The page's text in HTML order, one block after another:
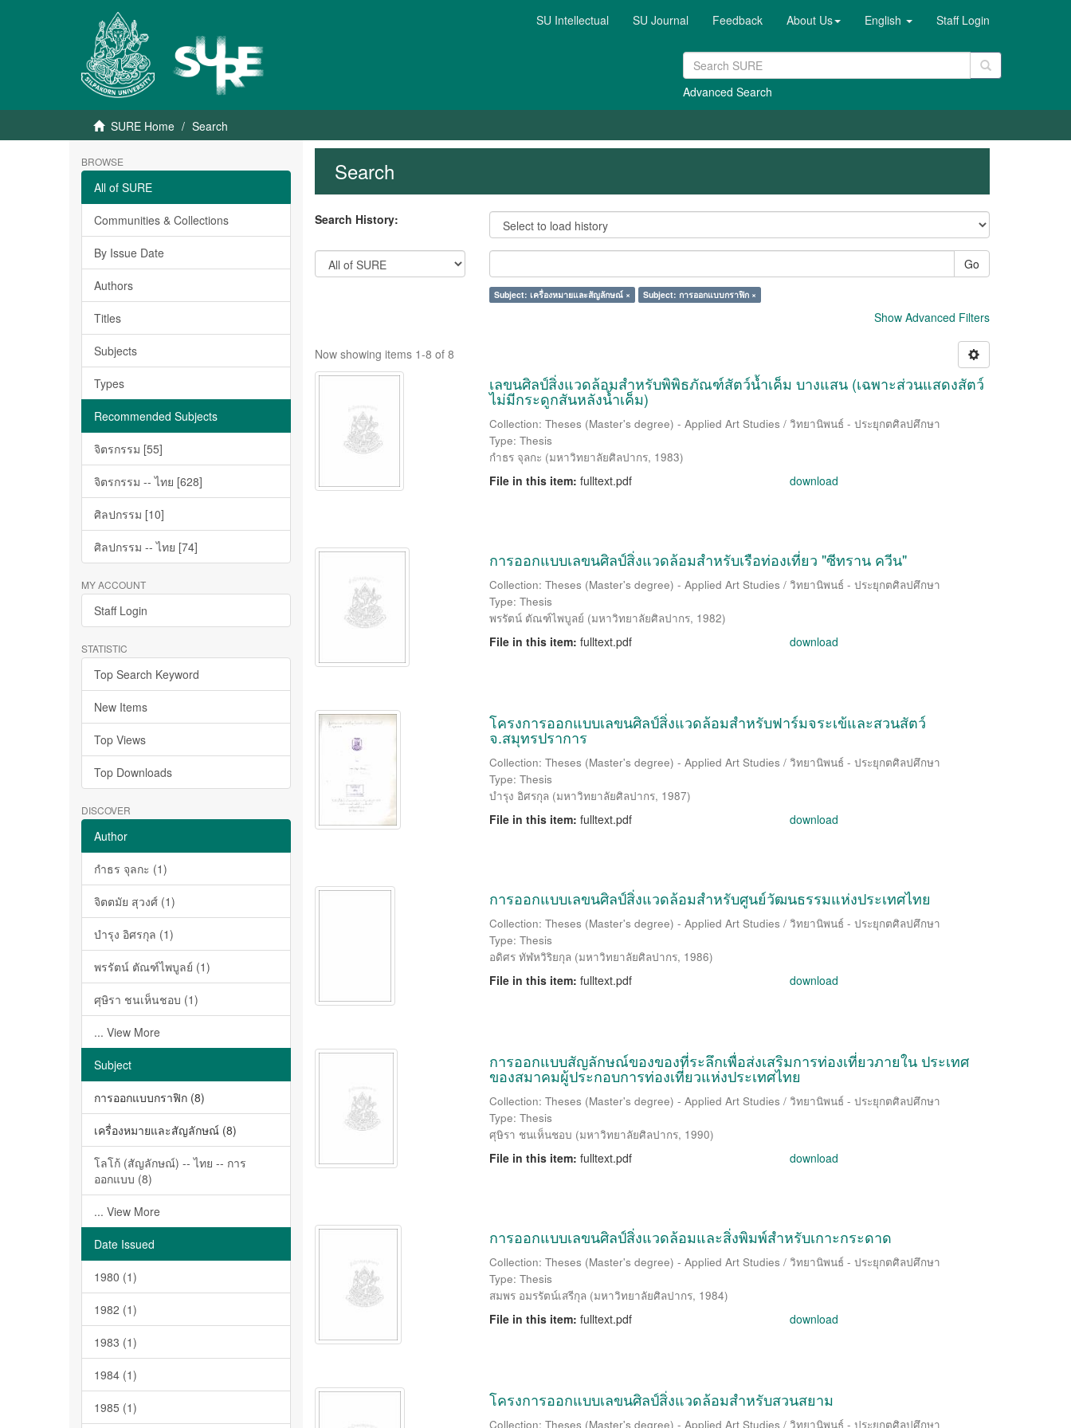
SU Intellectual SU Journal Feedback About Us English Staff Login
Advanced Search
SURE Home Search
BROWSE
All of SURE
Communities & Collections
By Issue Date
Authors
Titles
Subjects
Types
Recommended Subjects
จิตรกรรม [55]
จิตรกรรม -- ไทย [628]
ศิลปกรรม [10]
ศิลปกรรม -- ไทย [74]
MY ACCOUNT
Staff Login
STATISTIC
Top Search Keyword
New Items
Top Views
Top Downloads
DISCOVER
Author
กำธร จุลกะ (1)
จิตตมัย สุวงศ์ (1)
บำรุง อิศรกุล (1)
พรรัตน์ ตัณฑ์ไพบูลย์ (1)
ศุษิรา ชนเห็นชอบ (1)
... View More
Subject
การออกแบบกราฟิก (8)
เครื่องหมายและสัญลักษณ์ (8)
โลโก้ (สัญลักษณ์) -- ไทย -- การ
ออกแบบ (8)
... View More
Date Issued
1980 (1)
1982 (1)
1983 (1)
1984 (1)
1985 (1)
Search
Search History:
Go
Subject: เครื่องหมายและสัญลักษณ์ × Subject: การออกแบบกราฟิก ×
Show Advanced Filters
Now showing items 1-8 of 8
เลขนศิลป์สิ่งแวดล้อมสำหรับพิพิธภัณฑ์สัตว์น้ำเค็ม บางแสน (เฉพาะส่วนแสดงสัตว์
ไม่มีกระดูกสันหลังน้ำเค็ม)
Collection: Theses (Master's degree) - Applied Art Studies / วิทยานิพนธ์ - ประยุกตศิลปศึกษา
Type: Thesis
กำธร จุลกะ (มหาวิทยาลัยศิลปากร, 1983)
File in this item: fulltext.pdf download
การออกแบบเลขนศิลป์สิ่งแวดล้อมสำหรับเรือท่องเที่ยว "ซีทราน ควีน"
Collection: Theses (Master's degree) - Applied Art Studies / วิทยานิพนธ์ - ประยุกตศิลปศึกษา
Type: Thesis
พรรัตน์ ตัณฑ์ไพบูลย์ (มหาวิทยาลัยศิลปากร, 1982)
File in this item: fulltext.pdf download
โครงการออกแบบเลขนศิลป์สิ่งแวดล้อมสำหรับฟาร์มจระเข้และสวนสัตว์
จ.สมุทรปราการ
Collection: Theses (Master's degree) - Applied Art Studies / วิทยานิพนธ์ - ประยุกตศิลปศึกษา
Type: Thesis
บำรุง อิศรกุล (มหาวิทยาลัยศิลปากร, 1987)
File in this item: fulltext.pdf download
การออกแบบเลขนศิลป์สิ่งแวดล้อมสำหรับศูนย์วัฒนธรรมแห่งประเทศไทย
Collection: Theses (Master's degree) - Applied Art Studies / วิทยานิพนธ์ - ประยุกตศิลปศึกษา
Type: Thesis
อดิศร ทัฬหวิริยกุล (มหาวิทยาลัยศิลปากร, 1986)
File in this item: fulltext.pdf download
การออกแบบสัญลักษณ์ของของที่ระลึกเพื่อส่งเสริมการท่องเที่ยวภายใน ประเทศ
ของสมาคมผู้ประกอบการท่องเที่ยวแห่งประเทศไทย
Collection: Theses (Master's degree) - Applied Art Studies / วิทยานิพนธ์ - ประยุกตศิลปศึกษา
Type: Thesis
ศุษิรา ชนเห็นชอบ (มหาวิทยาลัยศิลปากร, 1990)
File in this item: fulltext.pdf download
การออกแบบเลขนศิลป์สิ่งแวดล้อมและสิ่งพิมพ์สำหรับเกาะกระดาด
Collection: Theses (Master's degree) - Applied Art Studies / วิทยานิพนธ์ - ประยุกตศิลปศึกษา
Type: Thesis
สมพร อมรรัตน์เสรีกุล (มหาวิทยาลัยศิลปากร, 1984)
File in this item: fulltext.pdf download
โครงการออกแบบเลขนศิลป์สิ่งแวดล้อมสำหรับสวนสยาม
Collection: Theses (Master's degree) - Applied Art Studies / วิทยานิพนธ์ - ประยุกตศิลปศึกษา